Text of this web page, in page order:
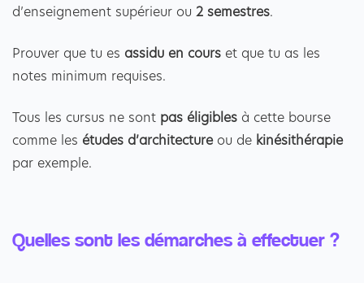
d’enseignement supérieur ou 2 semestres.
Prouver que tu es assidu en cours et que tu as les
notes minimum requises.
Tous les cursus ne sont pas éligibles à cette bourse
comme les études d’architectureou de kinésithérapie
par exemple.
Quelles sont les démarches à effectuer ?